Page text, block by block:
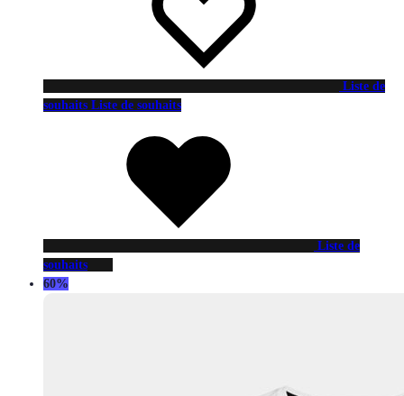
Liste de
souhaits Liste de souhaits
Liste de
souhaits
60%